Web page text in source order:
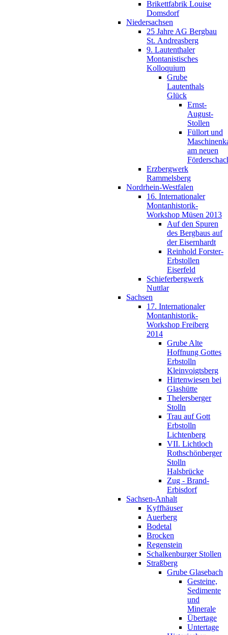
Brikettfabrik Louise
Domsdorf
Niedersachsen
25 Jahre AG Bergbau
St. Andreasberg
9. Lautenthaler
Montanistisches
Kolloquium
Grube
Lautenthals
Glück
Ernst-
August-
Stollen
Füllort und
am neuen
Erzbergwerk
Rammelsberg
Nordrhein-Westfalen
16. Internationaler
Montanhistorik-
Workshop Müsen 2013
Auf den Spuren
des Bergbaus auf
der Eisernhardt
Reinhold Forster-
Erbstollen
Eiserfeld
Schieferbergwerk
Nuttlar
Sachsen
17. Internationaler
Montanhistorik-
Workshop Freiberg
2014
Grube Alte
Hoffnung Gottes
Erbstolln
Kleinvoigtsberg
Hirtenwiesen bei
Glashütte
Thelersberger
Stolln
Trau auf Gott
Erbstolln
Lichtenberg
VII. Lichtloch
Rothschönberger
Stolln
Halsbrücke
Zug - Brand-
Erbisdorf
Sachsen-Anhalt
Kyffhäuser
Auerberg
Bodetal
Brocken
Regenstein
Schalkenburger Stollen
Straßberg
Grube Glasebach
Gesteine,
Sedimente
und
Minerale
Übertage
Untertage